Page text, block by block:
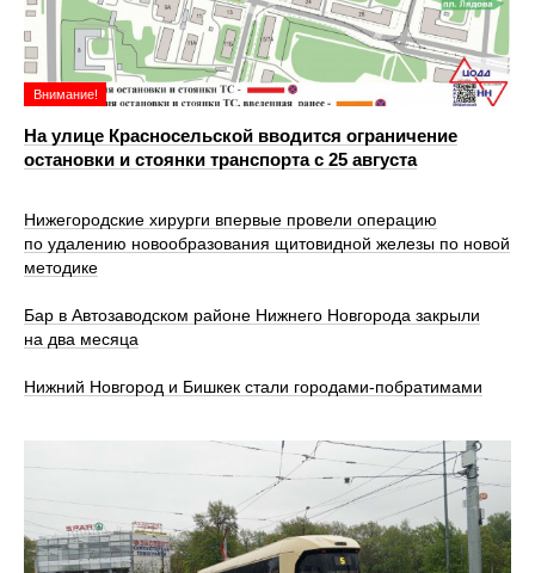
Внимание!
На улице Красносельской вводится ограничение
остановки и стоянки транспорта с 25 августа
Нижегородские хирурги впервые провели операцию
по удалению новообразования щитовидной железы по новой
методике
Бар в Автозаводском районе Нижнего Новгорода закрыли
на два месяца
Нижний Новгород и Бишкек стали городами-побратимами